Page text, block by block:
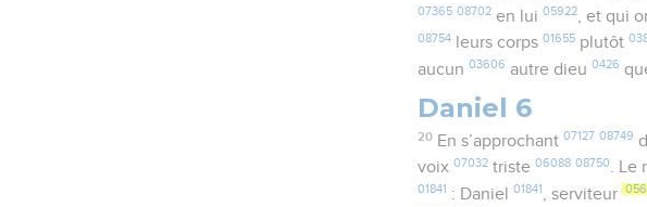
07365 08702 en lui05922, et qui
08754 leurs corps01655 plutôt
aucun03606 autre dieu0426
Daniel 6
20 En s’approchant 07127 08749
voix07032 triste06088 08750. Le
01841 : Daniel01841 , serviteur